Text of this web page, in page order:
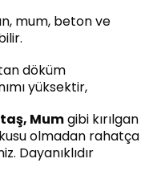
mum, beton ve
döküm
yüksektir,
Mumgibi kırılgan
olmadan rahatça
Dayanıklıdır